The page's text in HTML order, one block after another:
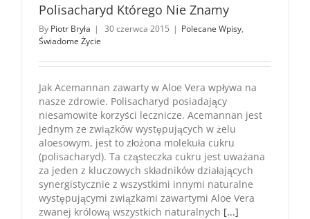
Polisacharyd Którego Nie Znamy
By Piotr Bryła | 30 czerwca 2015 | Polecane Wpisy,
Świadome Życie
Jak Acemannan zawarty w Aloe Vera wpływa na
nasze zdrowie. Polisacharyd posiadający
niesamowite korzyści lecznicze. Acemannan jest
jednym ze związków występujących w żelu
aloesowym, jest to złożona molekuła cukru
(polisacharyd). Ta cząsteczka cukru jest uważana
za jeden z kluczowych składników działających
synergistycznie z wszystkimi innymi naturalne
występującymi związkami zawartymi Aloe Vera
zwanej królową wszystkich naturalnych [...]